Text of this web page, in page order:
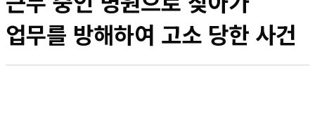
업무를 방해하여 고소 당한 사건